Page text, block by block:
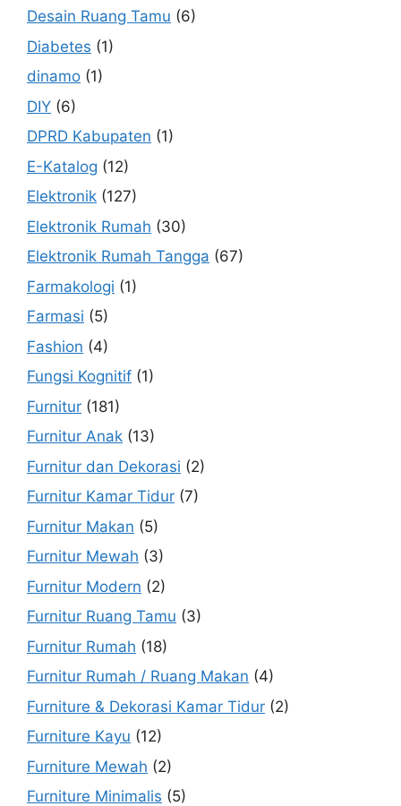
Desain Ruang Tamu (6)
Diabetes (1)
dinamo (1)
DIY (6)
DPRD Kabupaten (1)
E-Katalog (12)
Elektronik (127)
Elektronik Rumah (30)
Elektronik Rumah Tangga (67)
Farmakologi (1)
Farmasi (5)
Fashion (4)
Fungsi Kognitif (1)
Furnitur (181)
Furnitur Anak (13)
Furnitur dan Dekorasi (2)
Furnitur Kamar Tidur (7)
Furnitur Makan (5)
Furnitur Mewah (3)
Furnitur Modern (2)
Furnitur Ruang Tamu (3)
Furnitur Rumah (18)
Furnitur Rumah / Ruang Makan (4)
Furniture & Dekorasi Kamar Tidur (2)
Furniture Kayu (12)
Furniture Mewah (2)
Furniture Minimalis (5)